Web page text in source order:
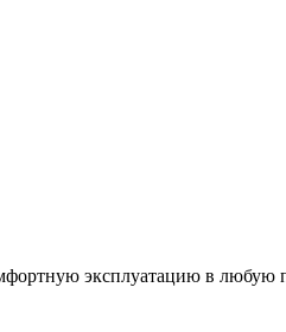
эксплуатацию в любую